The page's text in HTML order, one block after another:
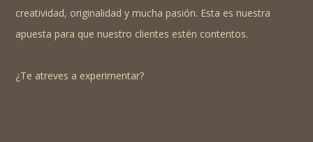
creatividad, originalidad y mucha pasión. Esta es nuestra
apuesta para que nuestro clientes estén contentos.
¿Te atreves a experimentar?